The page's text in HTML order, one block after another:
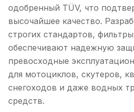
одобренный TÜV, что
высочайшее качество.
строгих стандартов,
обеспечивают надежную
превосходные
для мотоциклов, скутеров,
снегоходов и даже водных
средств.